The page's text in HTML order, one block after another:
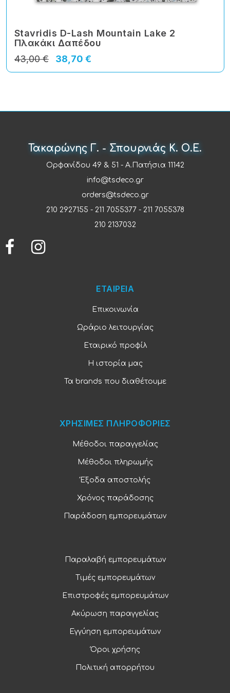
Stavridis D-Lash Mountain Lake 2
Πλακάκι Δαπέδου
38,70 €
43,00 €
Τακαρώνης Γ. - Σπουρνιάς Κ. Ο.Ε.
Ορφανίδου 49 & 51 - Α.Πατήσια 11142
info@tsdeco.gr
orders@tsdeco.gr
210 2927155 - 211 7055377- 211 7055378
210 2137032
ΕΤΑΙΡΕΙΑ
Επικοινωνία
Ωράριο λειτουργίας
Εταιρικό προφίλ
Η ιστορία μας
Τα brands που διαθέτουμε
ΧΡΗΣΙΜΕΣ ΠΛΗΡΟΦΟΡΙΕΣ
Μέθοδοι παραγγελίας
Μέθοδοι πληρωμής
Έξοδα αποστολής
Χρόνος παράδοσης
Παράδοση εμπορευμάτων
Παραλαβή εμπορευμάτων
Τιμές εμπορευμάτων
Επιστροφές εμπορευμάτων
Ακύρωση παραγγελίας
Εγγύηση εμπορευμάτων
Όροι χρήσης
Πολιτική απορρήτου